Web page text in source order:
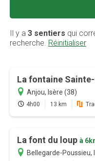
Il y a 3 sentiers qui
recherche. Réinitialiser
La fontaine
Anjou, Isère (38)
4h00 13 km
La font du loup à
Bellegarde-Poussieu,